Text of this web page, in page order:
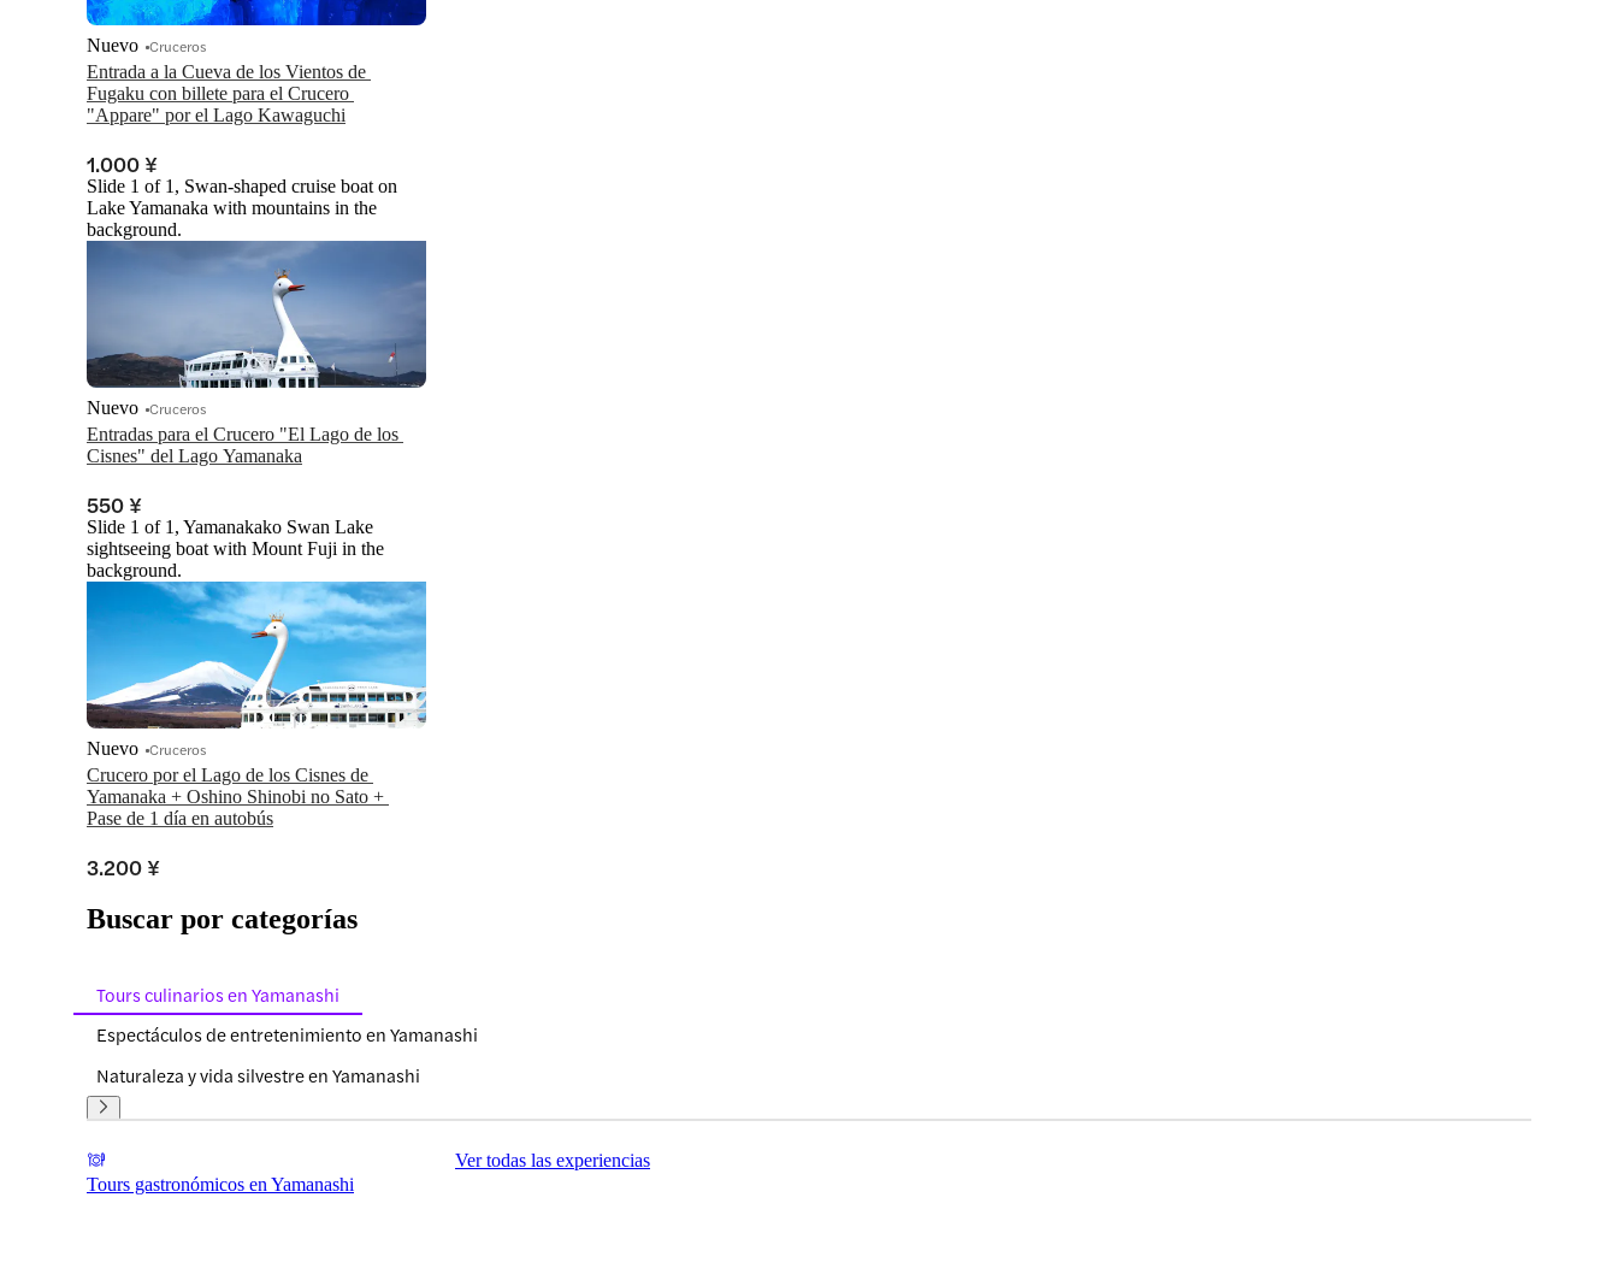
Entrada a la Cueva de los Vientos de
Fugaku con billete para el Crucero
"Appare" por el Lago Kawaguchi
Nuevo Cruceros
1.000 ¥
Slide 1 of 1, Swan-shaped cruise boat on
Lake Yamanaka with mountains in the
background.
Entradas para el Crucero "El Lago de los
Cisnes" del Lago Yamanaka
Nuevo Cruceros
550 ¥
Slide 1 of 1, Yamanakako Swan Lake
sightseeing boat with Mount Fuji in the
background.
Crucero por el Lago de los Cisnes de
Yamanaka + Oshino Shinobi no Sato +
Pase de 1 día en autobús
Nuevo Cruceros
3.200 ¥
Buscar por categorías
Tours culinarios en Yamanashi
Espectáculos de entretenimiento en Yamanashi
Naturaleza y vida silvestre en Yamanashi
Tours gastronómicos en Yamanashi
Ver todas las experiencias